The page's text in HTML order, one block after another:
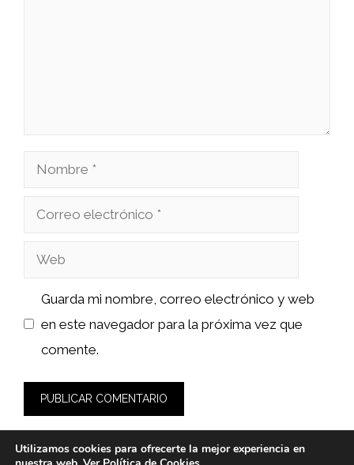
Nombre
Correo
Web
Guarda mi nombre, correo electrónico y web
en este navegador para la próxima vez que
comente.
Utilizamos cookies para ofrecerte la mejor experiencia en